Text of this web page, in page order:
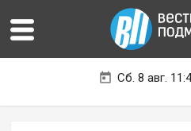
Сб. 8 авг.